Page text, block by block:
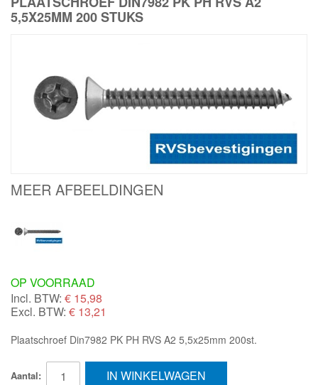
5,5X25MM 200 STUKS
MEER AFBEELDINGEN
OP VOORRAAD
Incl. BTW: € 15,98
Excl. BTW: € 13,21
Plaatschroef Din7982 PK PH RVS A2 5,5x25mm 200st.
Aantal: IN WINKELWAGEN